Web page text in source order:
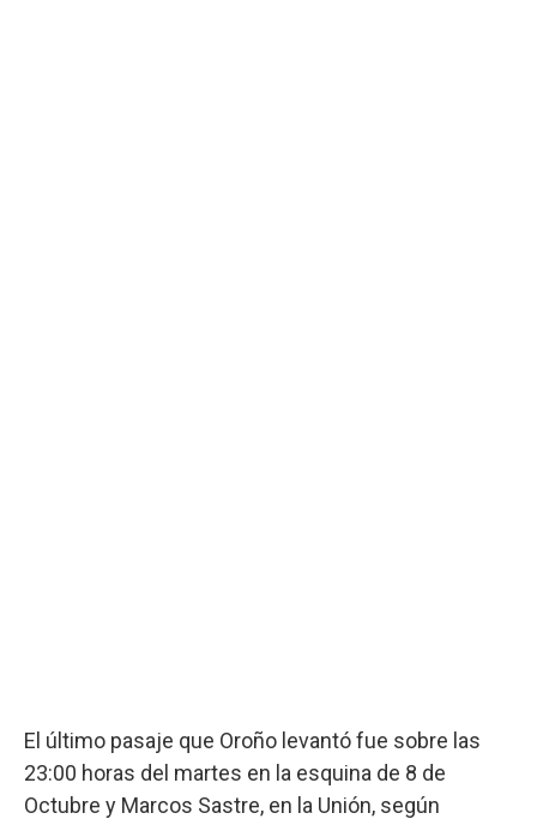
El último pasaje que Oroño levantó fue sobre las
23:00 horas del martes en la esquina de 8 de
Octubre y Marcos Sastre, en la Unión, según